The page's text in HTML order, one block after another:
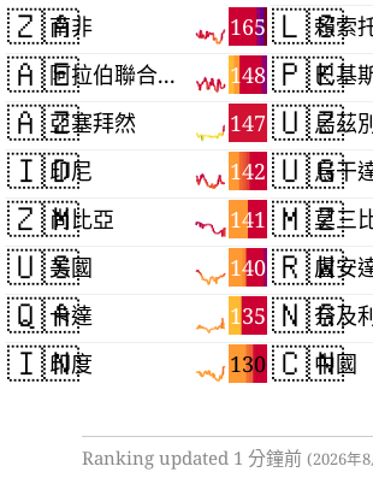
🇿🇦 165
南非
🇦🇪 148
阿拉伯聯合大公國
🇦🇿 147
亞塞拜然
🇮🇩 142
印尼
🇿🇲 141
尚比亞
🇺🇸 140
美國
🇶🇦 135
卡達
🇮🇳 130
印度
🇱🇸
賴索
🇵🇰
巴基
🇺🇿
烏茲
🇺🇬
烏干
🇲🇿
莫三
🇷🇼
盧安
🇳🇬
奈及
🇨🇳
中國
Ranking updated 1 分鐘前 (2026年